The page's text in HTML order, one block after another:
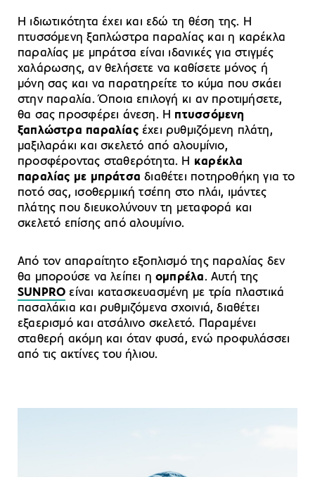
Η ιδιωτικότητα έχει και εδώ τη θέση της. Η
πτυσσόμενη ξαπλώστρα παραλίας και η καρέκλα
παραλίας με μπράτσα είναι ιδανικές για στιγμές
χαλάρωσης, αν θελήσετε να καθίσετε μόνος ή
μόνη σας και να παρατηρείτε το κύμα που σκάει
στην παραλία. Όποια επιλογή κι αν προτιμήσετε,
θα σας προσφέρει άνεση. Η πτυσσόμενη
ξαπλώστρα παραλίαςέχει ρυθμιζόμενη πλάτη,
μαξιλαράκι και σκελετό από αλουμίνιο,
προσφέροντας σταθερότητα. Η καρέκλα
παραλίας με μπράτσα διαθέτει ποτηροθήκη για το
ποτό σας, ισοθερμική τσέπη στο πλάι, ιμάντες
πλάτης που διευκολύνουν τη μεταφορά και
σκελετό επίσης από αλουμίνιο.
Από τον απαραίτητο εξοπλισμό της παραλίας δεν
θα μπορούσε να λείπει ηομπρέλα. Αυτή της
SUNPRO είναι κατασκευασμένη με τρία πλαστικά
πασαλάκια και ρυθμιζόμενα σχοινιά, διαθέτει
εξαερισμό και ατσάλινο σκελετό. Παραμένει
σταθερή ακόμη και όταν φυσά, ενώ προφυλάσσει
από τις ακτίνες του ήλιου.